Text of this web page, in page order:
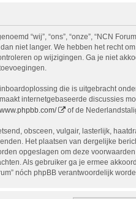
“wij”, “ons”, “onze”, “NCN
niet langer. We hebben het recht
op wijzigingen. Ga je niet
die is uitgebracht
internetgebaseerde discussies
of de
obsceen, vulgair, lasterlijk,
Het plaatsen van dergelijke
opgeslagen om deze
Als gebruiker ga je ermee
nóch phpBB verantwoordelijk